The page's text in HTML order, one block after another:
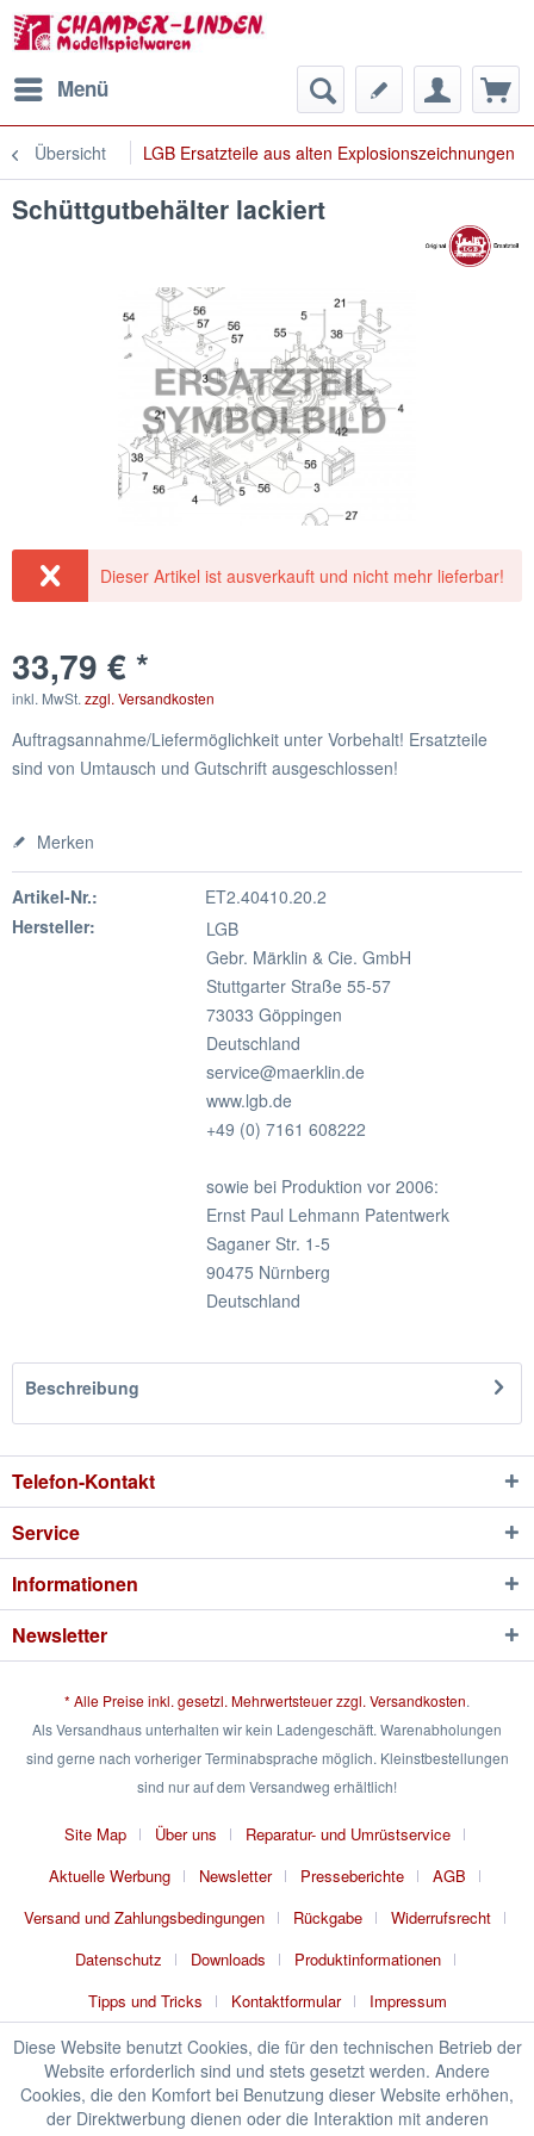
Menü
Übersicht LGB Ersatzteile aus alten Explosionszeichnungen
Schüttgutbehälter lackiert
Dieser Artikel ist ausverkauft und nicht mehr lieferbar!
33,79 € *
inkl. MwSt. zzgl. Versandkosten
Auftragsannahme/Liefermöglichkeit unter Vorbehalt! Ersatzteile
sind von Umtausch und Gutschrift ausgeschlossen!
Merken
Artikel-Nr.:
ET2.40410.20.2
Hersteller:
LGB
Gebr. Märklin & Cie. GmbH
Stuttgarter Straße 55-57
73033 Göppingen
Deutschland
service@maerklin.de
www.lgb.de
+49 (0) 7161 608222
sowie bei Produktion vor 2006:
Ernst Paul Lehmann Patentwerk
Saganer Str. 1-5
90475 Nürnberg
Deutschland
Beschreibung
Telefon-Kontakt
Service
Informationen
Newsletter
* Alle Preise inkl. gesetzl. Mehrwertsteuer zzgl. Versandkosten.
Als Versandhaus unterhalten wir kein Ladengeschäft. Warenabholungen
sind gerne nach vorheriger Terminabsprache möglich. Kleinstbestellungen
sind nur auf dem Versandweg erhältlich!
Site Map Über uns
Reparatur- und Umrüstservice
Aktuelle Werbung
Newsletter Presseberichte
AGB
Versand und Zahlungsbedingungen
Rückgabe
Widerrufsrecht
Datenschutz
Downloads
Produktinformationen
Tipps und Tricks
Kontaktformular Impressum
Diese Website benutzt Cookies, die für den technischen Betrieb der
Website erforderlich sind und stets gesetzt werden. Andere
Cookies, die den Komfort bei Benutzung dieser Website erhöhen,
der Direktwerbung dienen oder die Interaktion mit anderen